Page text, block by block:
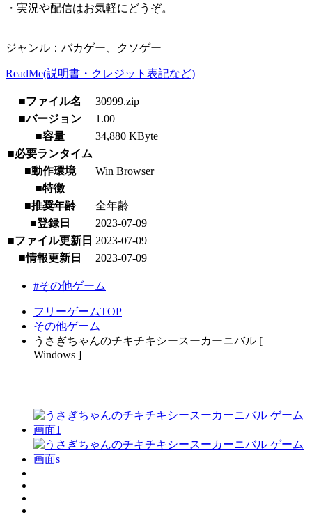
・実況や配信はお気軽にどうぞ。
ジャンル：バカゲー、クソゲー
ReadMe(説明書・クレジット表記など)
■ファイル名
30999.zip
■バージョン
1.00
■容量
34,880 KByte
■必要ランタイム
■動作環境
Win Browser
■特徴
■推奨年齢
全年齢
■登録日
2023-07-09
■ファイル更新日 2023-07-09
■情報更新日
2023-07-09
#その他ゲーム
フリーゲームTOP
その他ゲーム
うさぎちゃんのチキチキシースーカーニバル [
Windows ]